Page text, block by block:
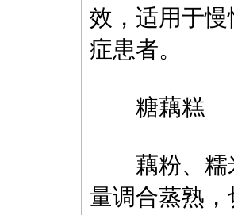
效，适用于
症患者。
糖藕糕
藕粉、
量调合蒸熟